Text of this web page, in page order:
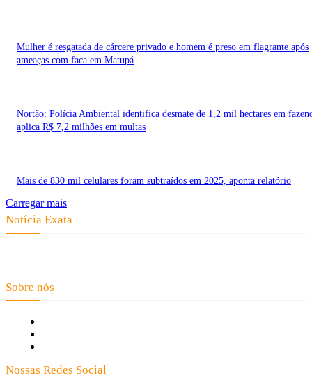
Mulher é resgatada de cárcere privado e homem é preso em flagrante após
ameaças com faca em Matupá
Nortão: Polícia Ambiental identifica desmate de 1,2 mil hectares em
aplica R$ 7,2 milhões em multas
Mais de 830 mil celulares foram subtraídos em 2025, aponta relatório
Carregar mais
Notícia Exata
Sobre nós
Nossas Redes Social